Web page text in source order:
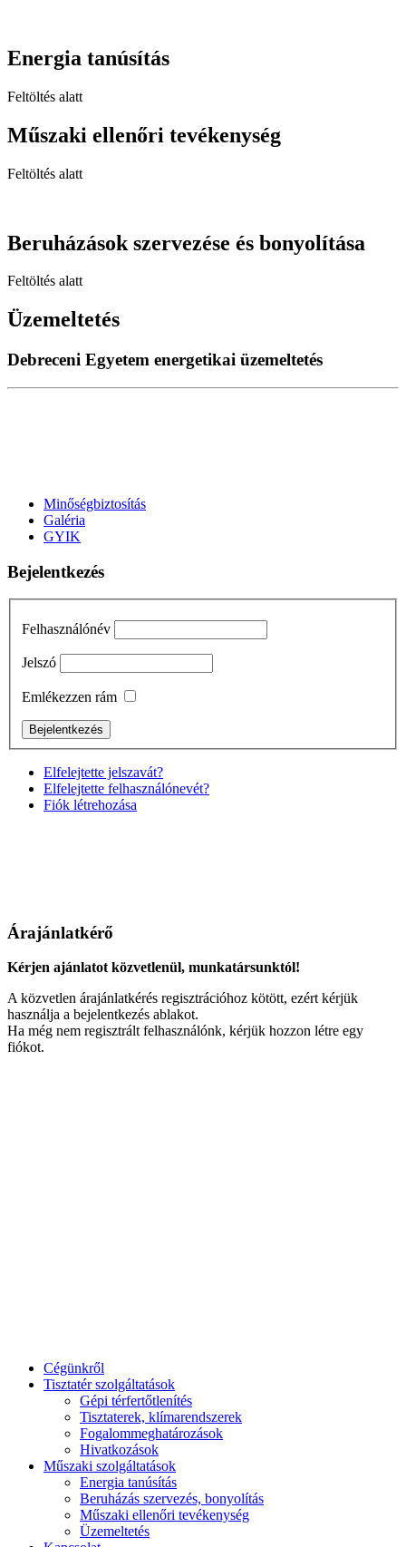
Energia tanúsítás
Feltöltés alatt
Műszaki ellenőri tevékenység
Feltöltés alatt
Beruházások szervezése és bonyolítása
Feltöltés alatt
Üzemeltetés
Debreceni Egyetem energetikai üzemeltetés
Minőségbiztosítás
Galéria
GYIK
Bejelentkezés
Felhasználónév
Jelszó
Emlékezzen rám
Elfelejtette jelszavát?
Elfelejtette felhasználónevét?
Fiók létrehozása
Árajánlatkérő
Kérjen ajánlatot közvetlenül, munkatársunktól!
A közvetlen árajánlatkérés regisztrációhoz kötött, ezért kérjük
használja a bejelentkezés ablakot.
Ha még nem regisztrált felhasználónk, kérjük hozzon létre egy
fiókot.
Cégünkről
Tisztatér szolgáltatások
Gépi térfertőtlenítés
Tisztaterek, klímarendszerek
Fogalommeghatározások
Hivatkozások
Műszaki szolgáltatások
Energia tanúsítás
Beruházás szervezés, bonyolítás
Műszaki ellenőri tevékenység
Üzemeltetés